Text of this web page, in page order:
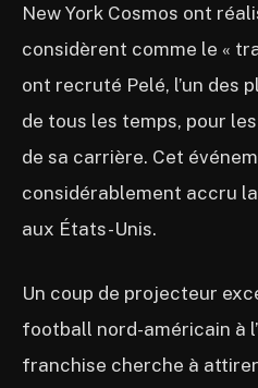
New York Cosmos ont
considèrent comme le «
ont recruté Pelé, l’un des
de tous les temps, pour
de sa carrière. Cet
considérablement accru
aux États-Unis.
Un coup de projecteur
football nord-américain à
franchise cherche à